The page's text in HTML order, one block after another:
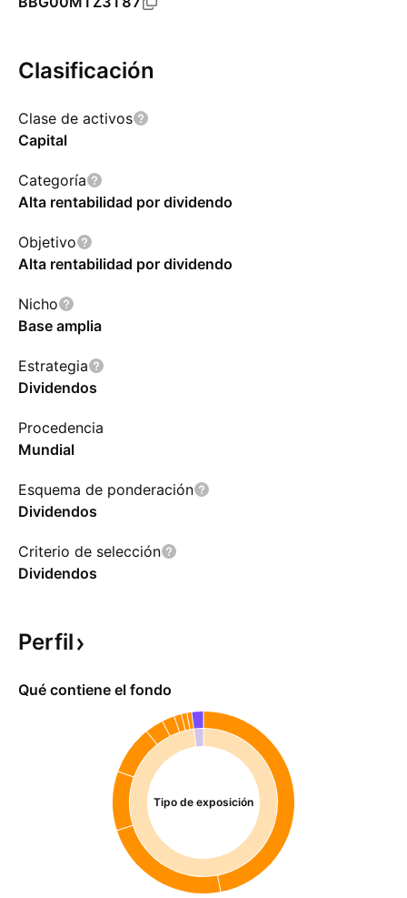
Clasificación
Clase de activos
Capital
Categoría
Alta rentabilidad por dividendo
Objetivo
Alta rentabilidad por dividendo
Nicho
Base amplia
Estrategia
Dividendos
Procedencia
Mundial
Esquema de ponderación
Dividendos
Criterio de selección
Dividendos
Perfil
Qué contiene el fondo
Tipo de exposición